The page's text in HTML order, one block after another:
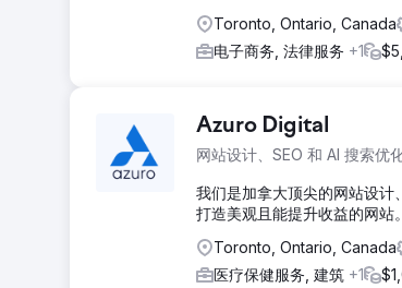
Toronto, Ontario, Canada
电子商务, 法律服务 +1
Azuro Digital
网站设计、SEO 和 AI 搜索优
我们是加拿大顶尖的网站设计
打造美观且能提升收益的网站。
Toronto, Ontario, Canada
医疗保健服务, 建筑 +1